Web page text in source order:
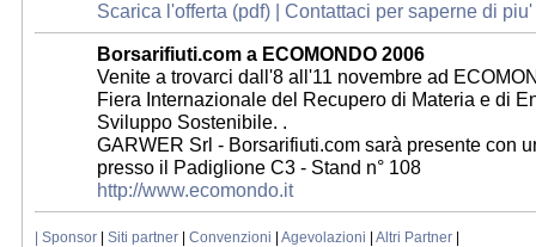
Scarica l'offerta (pdf) | Contattaci per saperne di piu'
Borsarifiuti.com a ECOMONDO 2006
Venite a trovarci dall'8 all'11 novembre ad
Fiera Internazionale del Recupero di Materia e di
Sviluppo Sostenibile. .
GARWER Srl - Borsarifiuti.com sarà presente con
presso il Padiglione C3 - Stand n° 108
http://www.ecomondo.it
| Sponsor Siti partner Convenzioni Agevolazioni Altri Partner